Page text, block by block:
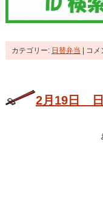
カテゴリー: 日替弁当 | コメ
2月19日 日